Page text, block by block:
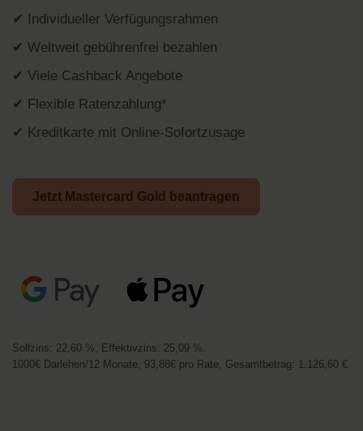
✔ Individueller Verfügungsrahmen
✔ Weltweit gebührenfrei bezahlen
✔ Viele Cashback Angebote
✔ Flexible Ratenzahlung*
✔ Kreditkarte mit Online-Sofortzusage
Jetzt Mastercard Gold beantragen
Sollzins: 22,60 %, Effektivzins: 25,09 %.
1000€ Darlehen/12 Monate, 93,88€ pro Rate, Gesamtbetrag: 1.126,60 €